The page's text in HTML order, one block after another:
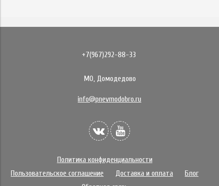
+7(967)292-88-33
МО, Домодедово
info@pnevmodobro.ru
Политика конфиденциальности
Пользовательское соглашение
Доставка и оплата
Блог